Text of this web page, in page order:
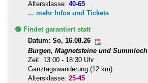
Altersklasse: 40-65
... mehr Infos und Tickets
🟢 Findet garantiert statt
Datum: So, 16.08.26
Burgen, Magnetsteine und Summloch
Zeit: 13:00 - 18:30 Uhr
Ganztagswanderung (12 km)
Altersklasse: 25-45